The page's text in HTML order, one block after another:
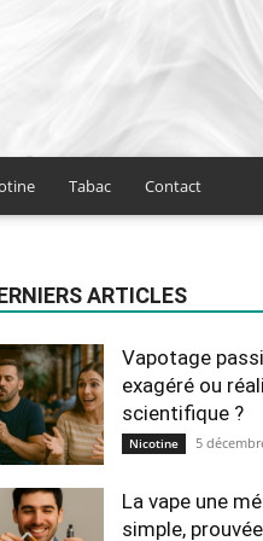
Tabac Contact
ARTICLES
Vapotage
exagéré ou
scientifique ?
Nicotine 5
La vape une
simple,